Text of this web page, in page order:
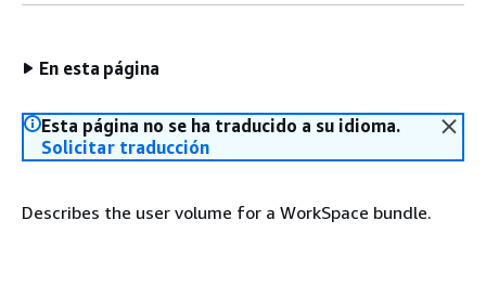
En esta página
Esta página no se ha traducido a su idioma.
Solicitar traducción
Describes the user volume for a WorkSpace bundle.